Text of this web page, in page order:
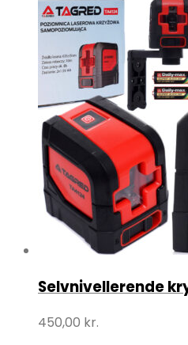
Selvnivellerende
450,00 kr.